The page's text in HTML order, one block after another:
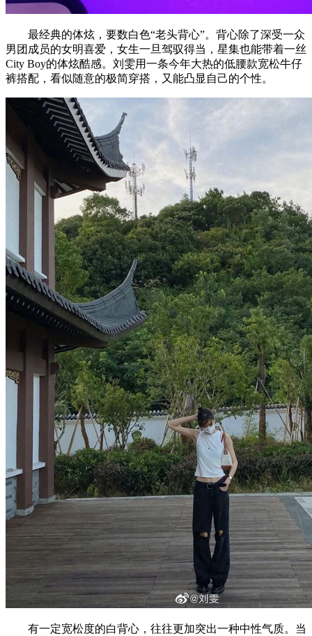
最经典的体炫，要数白色“老头背心”。背心除了深受一众
男团成员的女明喜爱，女生一旦驾驭得当，星集也能带着一丝
City Boy的体炫酷感。刘雯用一条今年大热的低腰款宽松牛仔
裤搭配，看似随意的极简穿搭，又能凸显自己的个性。
有一定宽松度的白背心，往往更加突出一种中性气质。当